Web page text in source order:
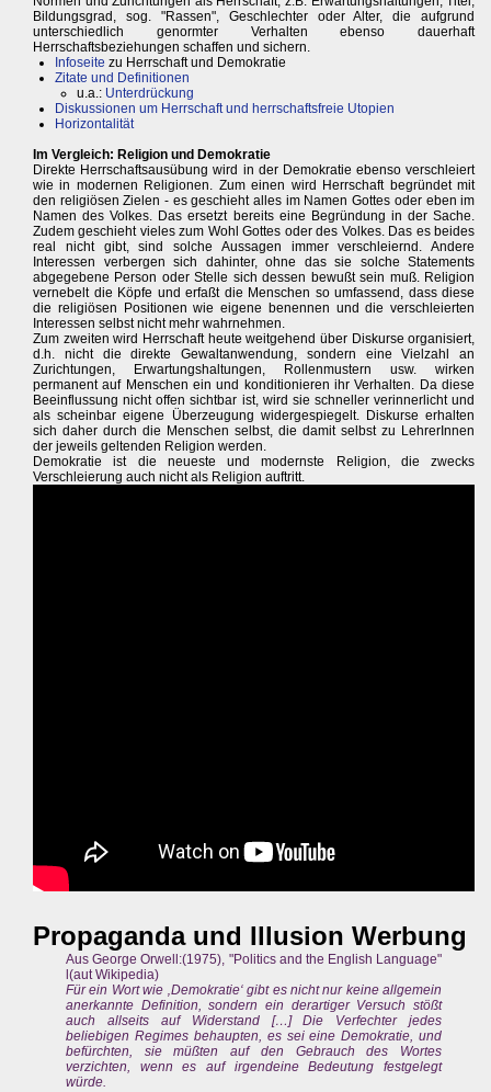
Bildungsgrad, sog. "Rassen", Geschlechter oder Alter, die aufgrund
unterschiedlich genormter Verhalten ebenso dauerhaft
Herrschaftsbeziehungen schaffen und sichern.
Infoseite zu Herrschaft und Demokratie
Zitate und Definitionen
u.a.: Unterdrückung
Diskussionen um Herrschaft und herrschaftsfreie Utopien
Horizontalität
Im Vergleich: Religion und Demokratie
Direkte Herrschaftsausübung wird in der Demokratie ebenso verschleiert
wie in modernen Religionen. Zum einen wird Herrschaft begründet mit
den religiösen Zielen - es geschieht alles im Namen Gottes oder eben im
Namen des Volkes. Das ersetzt bereits eine Begründung in der Sache.
Zudem geschieht vieles zum Wohl Gottes oder des Volkes. Das es beides
real nicht gibt, sind solche Aussagen immer verschleiernd. Andere
Interessen verbergen sich dahinter, ohne das sie solche Statements
abgegebene Person oder Stelle sich dessen bewußt sein muß. Religion
vernebelt die Köpfe und erfaßt die Menschen so umfassend, dass diese
die religiösen Positionen wie eigene benennen und die verschleierten
Interessen selbst nicht mehr wahrnehmen.
Zum zweiten wird Herrschaft heute weitgehend über Diskurse organisiert,
d.h. nicht die direkte Gewaltanwendung, sondern eine Vielzahl an
Zurichtungen, Erwartungshaltungen, Rollenmustern usw. wirken
permanent auf Menschen ein und konditionieren ihr Verhalten. Da diese
Beeinflussung nicht offen sichtbar ist, wird sie schneller verinnerlicht und
als scheinbar eigene Überzeugung widergespiegelt. Diskurse erhalten
sich daher durch die Menschen selbst, die damit selbst zu LehrerInnen
der jeweils geltenden Religion werden.
Demokratie ist die neueste und modernste Religion, die zwecks
Verschleierung auch nicht als Religion auftritt.
Propaganda und Illusion Werbung
Aus George Orwell:(1975), "Politics and the English Language"
l(aut Wikipedia)
Für ein Wort wie ‚Demokratie‘ gibt es nicht nur keine allgemein
anerkannte Definition, sondern ein derartiger Versuch stößt
auch allseits auf Widerstand […] Die Verfechter jedes
beliebigen Regimes behaupten, es sei eine Demokratie, und
befürchten, sie müßten auf den Gebrauch des Wortes
verzichten, wenn es auf irgendeine Bedeutung festgelegt
würde.